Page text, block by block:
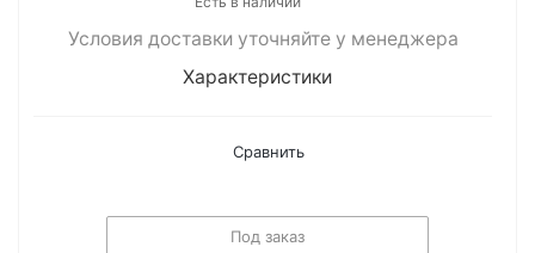
Условия доставки уточняйте у менеджера
Характеристики
Сравнить
Под заказ